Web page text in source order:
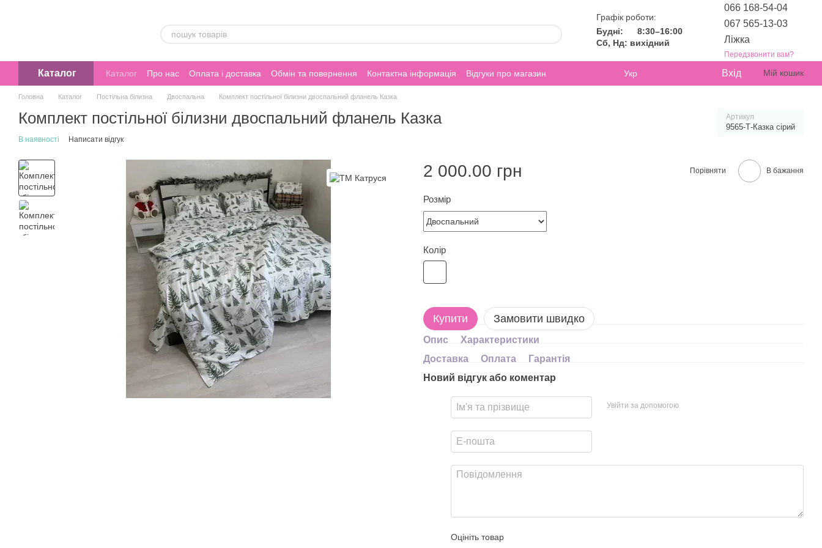
Графік роботи:
Будні:
8:30–16:00
Сб, Нд: вихідний
066 168-54-04
067 565-13-03
Ліжка
Передзвонити вам?
Каталог Каталог Про нас Оплата і доставка Обмін та повернення Контактна інформація Відгуки про магазин Укр Вхід Мій кошик
Головна Каталог Постільна білизна Двоспальна Комплект постільної білизни двоспальний фланель Казка
Комплект постільної білизни двоспальний фланель Казка Артикул
9565-Т-Казка сірий
В наявності Написати відгук
2 000.00 грн Порівняти В бажання
Розмір
Колір
Купити Замовити швидко
Опис
Характеристики
Доставка
Оплата
Гарантія
Новий відгук або коментар
Увійти за допомогою
Оцініть товар